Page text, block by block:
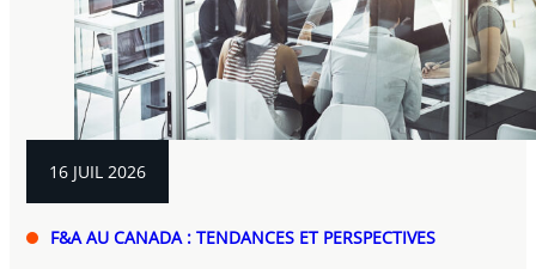
16 JUIL 2026
F&A AU CANADA : TENDANCES ET PERSPECTIVES